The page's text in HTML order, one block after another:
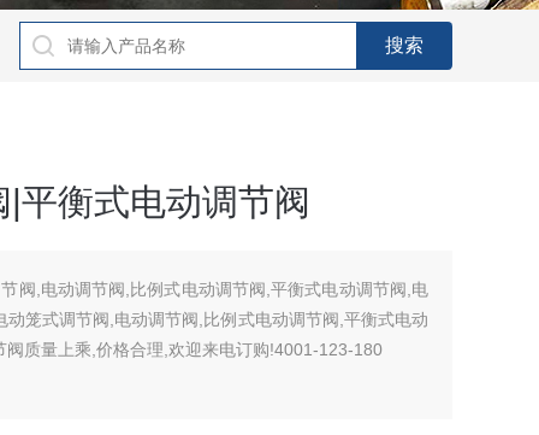
平衡式电动调节阀
阀,电动调节阀,比例式电动调节阀,平衡式电动调节阀,电
笼式调节阀,电动调节阀,比例式电动调节阀,平衡式电动
质量上乘,价格合理,欢迎来电订购!4001-123-180